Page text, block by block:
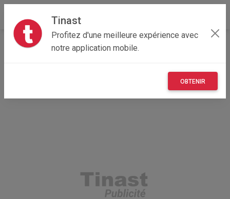
Tinast
Profitez d'une meilleure expérience avec
notre application mobile.
OBTENIR
Accueil Recherche
Emploi, affaires et services